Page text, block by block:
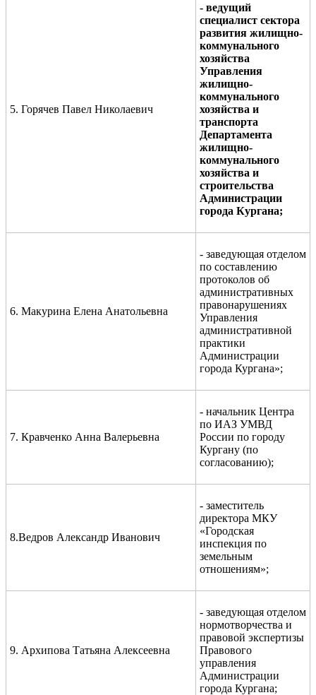
5. Горячев Павел Николаевич
- ведущий
специалист сектора
развития жилищно-
коммунального
хозяйства
Управления
жилищно-
коммунального
хозяйства и
транспорта
Департамента
жилищно-
коммунального
хозяйства и
строительства
Администрации
города Кургана;
6. Макурина Елена Анатольевна
- заведующая отделом
по составлению
протоколов об
административных
правонарушениях
Управления
административной
практики
Администрации
города Кургана»;
7. Кравченко Анна Валерьевна
- начальник Центра
по ИАЗ УМВД
России по городу
Кургану (по
согласованию);
8.Ведров Александр Иванович
- заместитель
директора МКУ
«Городская
инспекция по
земельным
отношениям»;
9. Архипова Татьяна Алексеевна
- заведующая отделом
нормотворчества и
правовой экспертизы
Правового
управления
Администрации
города Кургана;